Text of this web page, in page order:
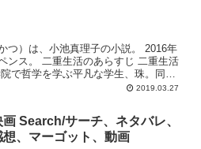
は、小池真理子の小説。 2016年
ンス。 二重生活のあらすじ 二重生活
で哲学を学ぶ平凡な学生、珠。同棲
2019.03.27
画 Search/サーチ、ネタバレ、
想、マーゴット、動画